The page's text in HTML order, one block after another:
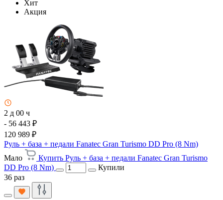
Хит
Акция
2 д 00 ч
- 56 443 ₽
120 989 ₽
Руль + база + педали Fanatec Gran Turismo DD Pro (8 Nm)
Мало
Купить Руль + база + педали Fanatec Gran Turismo
DD Pro (8 Nm)
Купили
36 раз